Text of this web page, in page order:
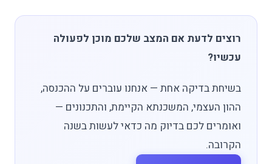
רוצים לדעת אם המצב שלכם מוכן לפעולה
עכשיו?
בשיחת בדיקה אחת — אנחנו עוברים על ההכנסה,
ההון העצמי, המשכנתא הקיימת, והתכנונים —
ואומרים לכם בדיוק מה כדאי לעשות בשנה
הקרובה.